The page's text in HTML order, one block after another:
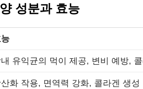
성분과 효능
유익균의 먹이 제공, 변비 예방,
화 작용, 면역력 강화, 콜라겐 생성